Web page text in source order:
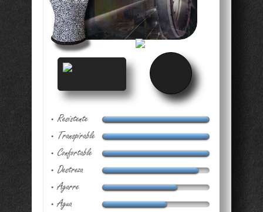
• Resistente
• Transpirable
• Confortable
• Destreza
• Agarre
• Agua